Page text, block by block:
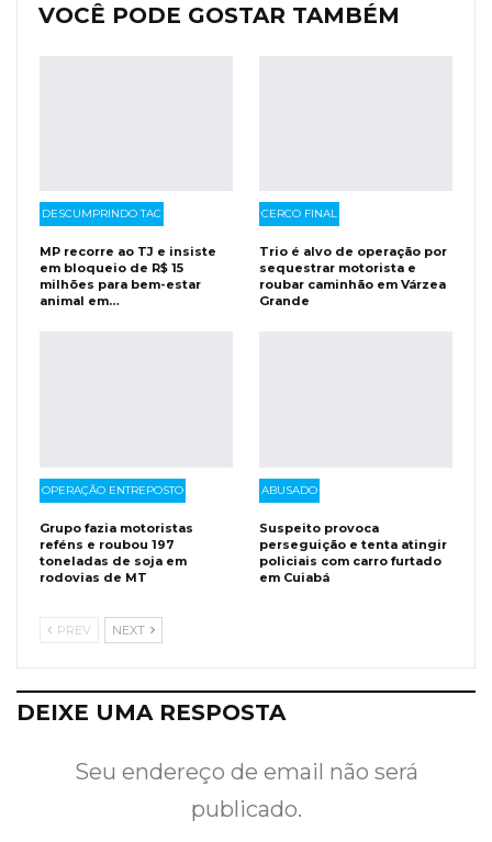
VOCÊ PODE GOSTAR TAMBÉM
DESCUMPRINDO TAC
MP recorre ao TJ e insiste
em bloqueio de R$ 15
milhões para bem-estar
animal em…
CERCO FINAL
Trio é alvo de operação por
sequestrar motorista e
roubar caminhão em Várzea
Grande
OPERAÇÃO ENTREPOSTO
Grupo fazia motoristas
reféns e roubou 197
toneladas de soja em
rodovias de MT
ABUSADO
Suspeito provoca
perseguição e tenta atingir
policiais com carro furtado
em Cuiabá
PREV NEXT
DEIXE UMA RESPOSTA
Seu endereço de email não será
publicado.